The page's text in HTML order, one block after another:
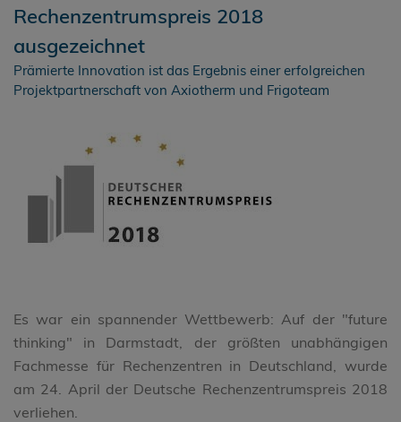
Rechenzentrumspreis 2018
ausgezeichnet
Prämierte Innovation ist das Ergebnis einer erfolgreichen
Projektpartnerschaft von Axiotherm und Frigoteam
Es war ein spannender Wettbewerb: Auf der "future
thinking" in Darmstadt, der größten unabhängigen
Fachmesse für Rechenzentren in Deutschland, wurde
am 24. April der Deutsche Rechenzentrumspreis 2018
verliehen.